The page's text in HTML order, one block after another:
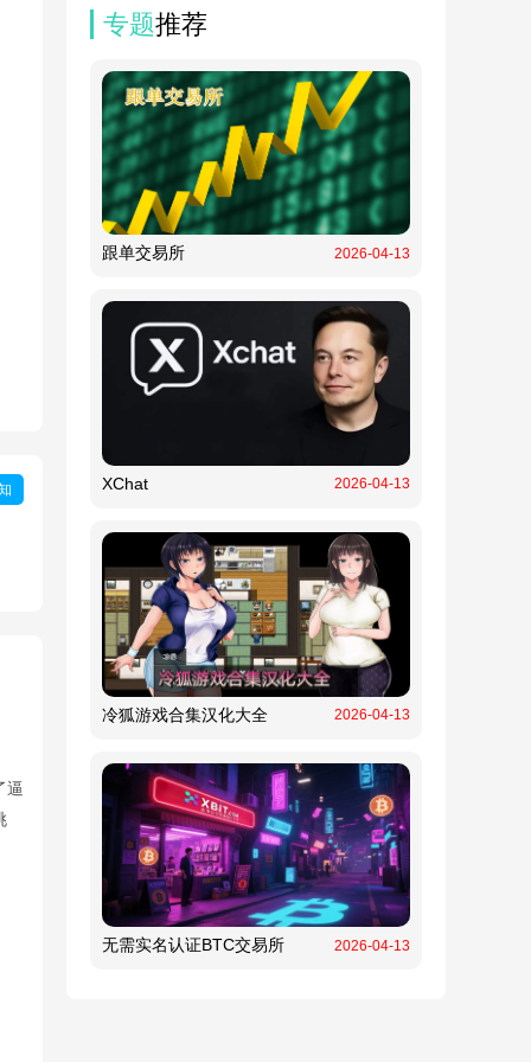
逼
专题推荐
跟单交易所 2026-04-13
XChat 2026-04-13
冷狐游戏合集汉化大全 2026-04-13
无需实名认证BTC交易所 2026-04-13